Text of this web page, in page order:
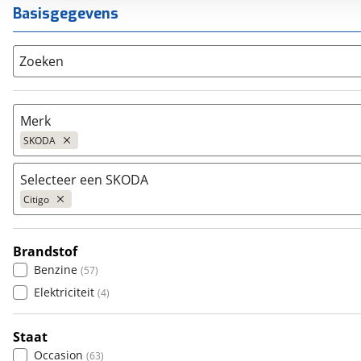
Basisgegevens
Zoeken
Merk
SKODA
Populair
Audi (5455)
Citroën
Kia (8614)
Selecteer een SKODA
Citigo
Citigo
Enyaq iV (2)
Brandstof
Benzine (57)
Elektriciteit (4)
Staat
Occasion (63)